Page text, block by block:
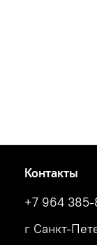
Контакты
+7 964
г Санкт-